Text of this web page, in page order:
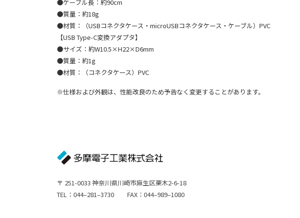
●ケーブル長：約90cm
●質量：約18g
●材質：（USBコネクタケース・microUSBコネクタケース・ケーブル）PVC
【USB Type-C変換アダプタ】
●サイズ：約W10.5×H22×D6mm
●質量：約1g
●材質：（コネクタケース）PVC
※仕様および外観は、性能改良のため予告なく変更することがあります。
〒 251-0033 神奈川県川崎市麻生区栗木2-6-18
TEL：044–281–3730 FAX：044–989–1080